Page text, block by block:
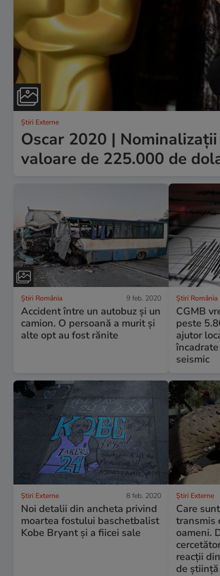
Știri Externe
Oscar 2020 |
valoare de 225.000 de
Știri România 9 feb. 2020
Accident între un autobuz și un
camion. O persoană a murit și
alte opt au fost rănite
Știri România
CGMB
peste
ajutor
seismic
Știri Externe 8 feb. 2020
Noi detalii din ancheta privind
moartea fostului baschetbalist
Kobe Bryant și a fiicei sale
Știri Externe
Care
transmis
oameni.
reacții
de știință